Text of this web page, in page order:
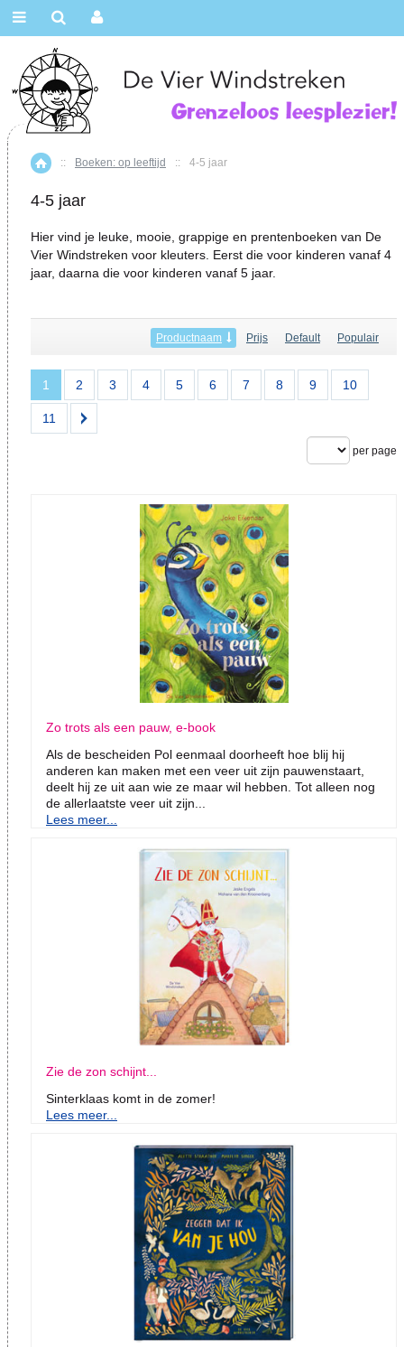
Home
:: Boeken: op leeftijd :: 4-5 jaar
4-5 jaar
Hier vind je leuke, mooie, grappige en prentenboeken van De
Vier Windstreken voor kleuters. Eerst die voor kinderen vanaf 4
jaar, daarna die voor kinderen vanaf 5 jaar.
Productnaam Prijs Default Populair
1 2 3 4 5 6 7 8 9 10
11
per page
Zo trots als een pauw, e-book
Als de bescheiden Pol eenmaal doorheeft hoe blij hij
anderen kan maken met een veer uit zijn pauwenstaart,
deelt hij ze uit aan wie ze maar wil hebben. Tot alleen nog
de allerlaatste veer uit zijn...
Lees meer...
Zie de zon schijnt...
Sinterklaas komt in de zomer!
Lees meer...